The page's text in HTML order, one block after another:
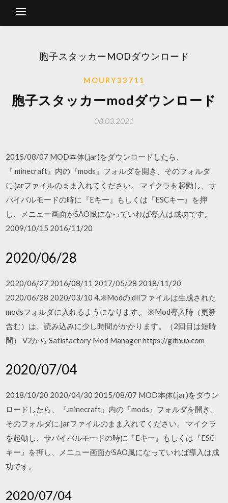
胞子スタッカーMODダウンロード
MOURY33711
胞子スタッカーmodダウンロード
08.03.2021
2015/08/07 MOD本体(.jar)をダウンロードしたら、
『.minecraft』内の『mods』フォルダを開き、そのフォルダ
に.jarファイルのまま入れてください。 マイクラを起動し、サ
バイバルモードの時に『Eキー』もしくは『ESCキー』を押
し、メニュー画面がSAO風になっていれば導入は成功です。
2009/10/15 2016/11/20
2020/06/28
2020/06/27 2016/08/11 2017/05/28 2018/11/20
2020/06/28 2020/03/10 4.※Modの.dllファイルは生成された
modsフォルダに入れるようになります。 ※Mod導入時（更新
含む）は、読み込みに少し時間がかかります。（2回目は短時
間） V2から Satisfactory Mod Manager https://github.com
2020/07/04
2018/10/20 2020/04/30 2015/08/07 MOD本体(.jar)をダウン
ロードしたら、『.minecraft』内の『mods』フォルダを開き、
そのフォルダに.jarファイルのまま入れてください。 マイクラ
を起動し、サバイバルモードの時に『Eキー』もしくは『ESC
キー』を押し、メニュー画面がSAO風になっていれば導入は成
功です。
2020/07/04